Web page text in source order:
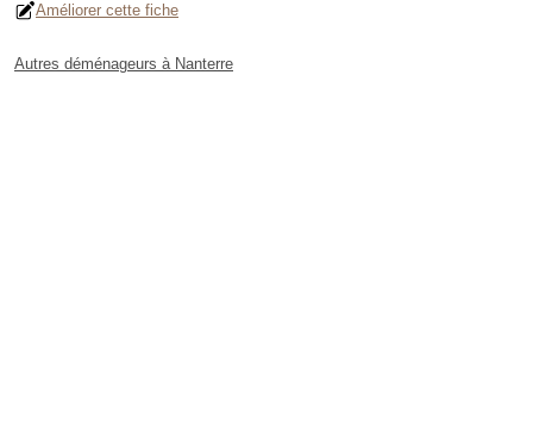
Améliorer cette fiche
Autres déménageurs à Nanterre